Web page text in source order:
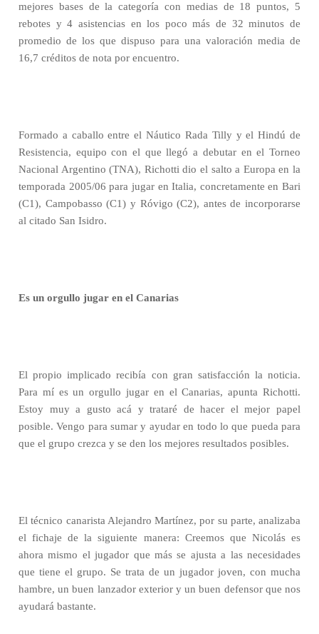
mejores bases de la categoría con medias de 18 puntos, 5
rebotes y 4 asistencias en los poco más de 32 minutos de
promedio de los que dispuso para una valoración media de
16,7 créditos de nota por encuentro.
Formado a caballo entre el Náutico Rada Tilly y el Hindú de
Resistencia, equipo con el que llegó a debutar en el Torneo
Nacional Argentino (TNA), Richotti dio el salto a Europa en la
temporada 2005/06 para jugar en Italia, concretamente en Bari
(C1), Campobasso (C1) y Róvigo (C2), antes de incorporarse
al citado San Isidro.
Es un orgullo jugar en el Canarias
El propio implicado recibía con gran satisfacción la noticia.
Para mí es un orgullo jugar en el Canarias, apunta Richotti.
Estoy muy a gusto acá y trataré de hacer el mejor papel
posible. Vengo para sumar y ayudar en todo lo que pueda para
que el grupo crezca y se den los mejores resultados posibles.
El técnico canarista Alejandro Martínez, por su parte, analizaba
el fichaje de la siguiente manera: Creemos que Nicolás es
ahora mismo el jugador que más se ajusta a las necesidades
que tiene el grupo. Se trata de un jugador joven, con mucha
hambre, un buen lanzador exterior y un buen defensor que nos
ayudará bastante.